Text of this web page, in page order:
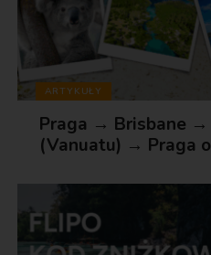
ARTYKUŁY
Praga → Brisbane
(Vanuatu) → Praga